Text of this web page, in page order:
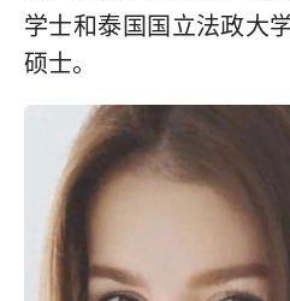
学士和泰国国立法政大
硕士。